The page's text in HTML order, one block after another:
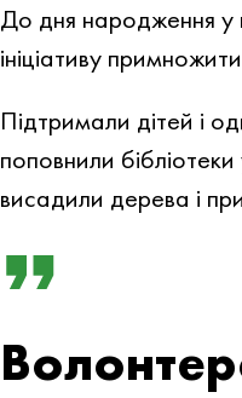
До дня народження у
ініціативу
Підтримали дітей і
поповнили
висадили дерева і